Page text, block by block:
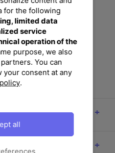
ca. 60 x 70 x 106 cm aus
mit 7-fach verstellbarer
Sitzkissen ca. 119 x 48 x 6
Polyester mit
for the following
limited data
service
operation of the
purpose, we also
You can
your consent at any
.
all